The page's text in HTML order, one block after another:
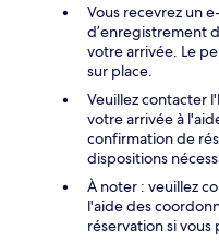
Vous recevrez un
d’enregistrement
votre arrivée. Le
sur place.
Veuillez contacter
votre arrivée à
confirmation de
dispositions
À noter : veuillez
l'aide des
réservation si vous